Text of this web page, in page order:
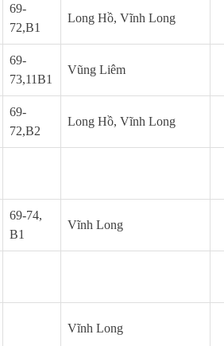
69-
72,B1
Long Hồ, Vĩnh Long
69-
73,11B1
Vũng Liêm
69-
72,B2
Long Hồ, Vĩnh Long
69-74,
B1
Vĩnh Long
Vĩnh Long